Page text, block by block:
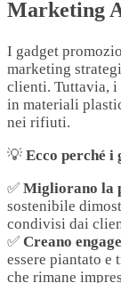
Marketing
I gadget
marketing
clienti. Tuttavia, i
in materiali
nei rifiuti.
💡 Ecco perché i
✅ Migliorano la
sostenibile
condivisi dai
✅ Creano
essere piantato e
che rimane